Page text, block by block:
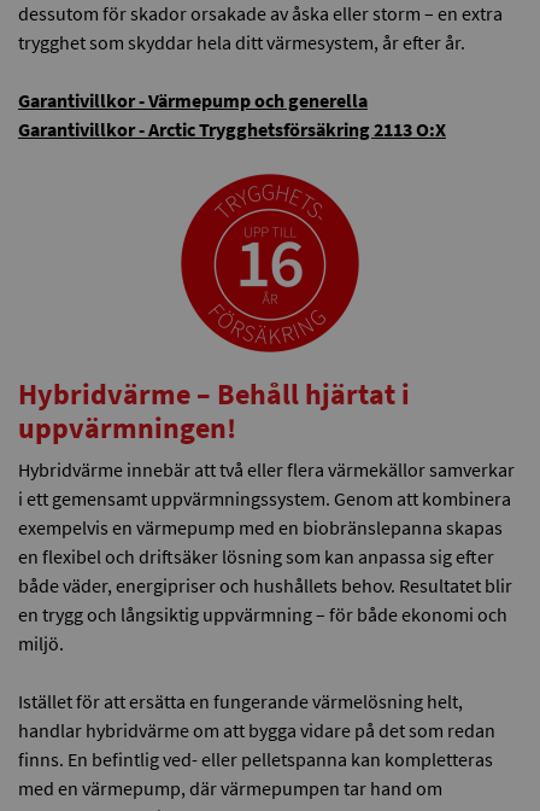
dessutom för skador orsakade av åska eller storm – en extra
trygghet som skyddar hela ditt värmesystem, år efter år.
Garantivillkor - Värmepump och generella
Garantivillkor - Arctic Trygghetsförsäkring 2113 O:X
Hybridvärme – Behåll hjärtat i
uppvärmningen!
Hybridvärme innebär att två eller flera värmekällor samverkar
i ett gemensamt uppvärmningssystem. Genom att kombinera
exempelvis en värmepump med en biobränslepanna skapas
en flexibel och driftsäker lösning som kan anpassa sig efter
både väder, energipriser och hushållets behov. Resultatet blir
en trygg och långsiktig uppvärmning – för både ekonomi och
miljö.
Istället för att ersätta en fungerande värmelösning helt,
handlar hybridvärme om att bygga vidare på det som redan
finns. En befintlig ved- eller pelletspanna kan kompletteras
med en värmepump, där värmepumpen tar hand om